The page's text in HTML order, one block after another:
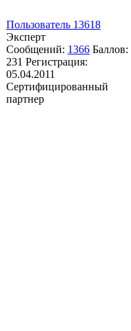
Пользователь 13618
Эксперт
Сообщений: 1366 Баллов:
231 Регистрация:
05.04.2011
Сертифицированный
партнер